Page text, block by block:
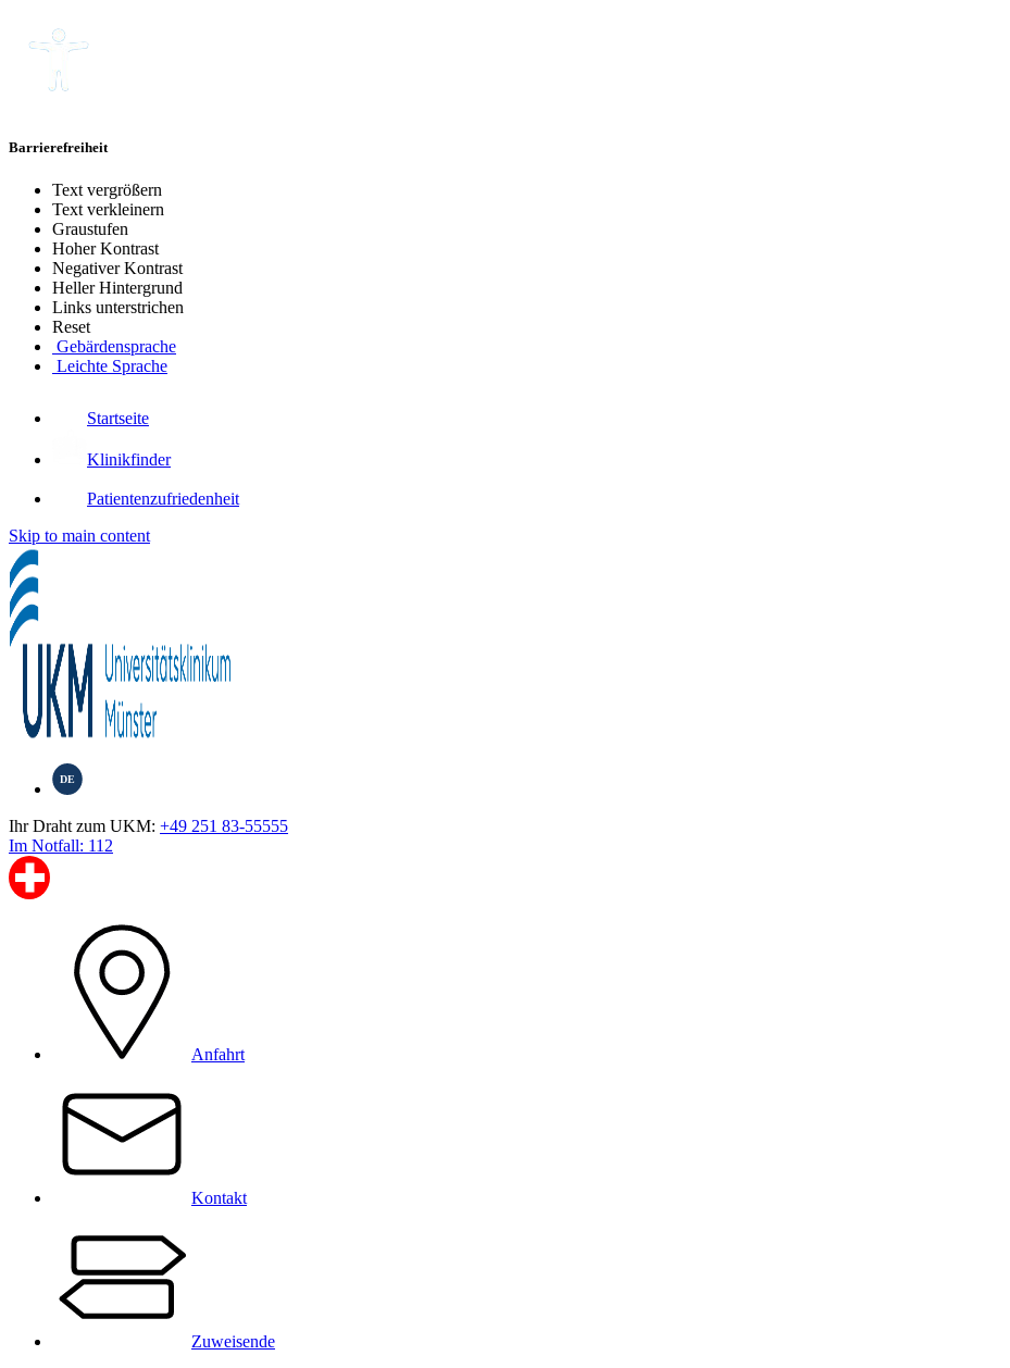
Barrierefreiheit
Text vergrößern
Text verkleinern
Graustufen
Hoher Kontrast
Negativer Kontrast
Heller Hintergrund
Links unterstrichen
Reset
Gebärdensprache
Leichte Sprache
Startseite
Klinikfinder
Patientenzufriedenheit
Skip to main content
DE
Ihr Draht zum UKM: +49 251 83-55555
Im Notfall: 112
Anfahrt
Kontakt
Zuweisende